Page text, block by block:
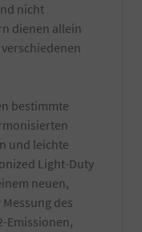
nicht
dienen allein
bestimmte
und leichte
Light-Duty
neuen,
des
Emissionen,